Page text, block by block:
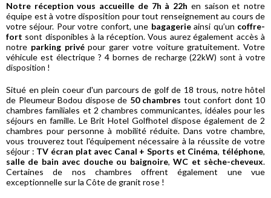
Notre réception vous accueille de 7h à 22h en saison et notre
équipe est à votre disposition pour tout renseignement au cours de
votre séjour. Pour votre confort, une bagagerieainsi qu’un coffre-
fort sont disponibles à la réception. Vous aurez également accès à
notre parking privépour garer votre voiture gratuitement. Votre
véhicule est électrique ? 4 bornes de recharge (22kW) sont à votre
disposition !
Situé en plein coeur d'un parcours de golf de 18 trous, notre hôtel
de Pleumeur Bodou dispose de 50 chambres tout confort dont 10
chambres familiales et 2 chambres communicantes, idéales pour les
séjours en famille. Le Brit Hotel Golfhotel dispose également de 2
chambres pour personne à mobilité réduite. Dans votre chambre,
vous trouverez tout l'équipement nécessaire à la réussite de votre
séjour : TV écran plat avec Canal + Sports et Cinéma, téléphone,
salle de bain avec douche ou baignoire,WC et sèche-cheveux.
Certaines de nos chambres offrent également une vue
exceptionnelle sur la Côte de granit rose !